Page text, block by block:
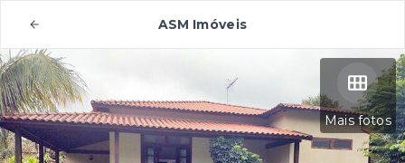
ASM Imóveis
Mais fotos